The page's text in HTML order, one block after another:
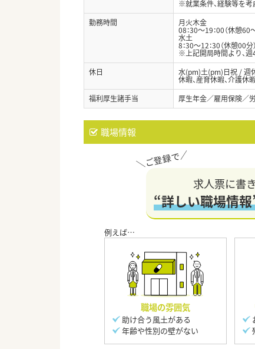
※就業条件、経験等を考
勤務時間
月火木金
08：30～19：00（休憩60
水土
8：30～12：30（休憩00分）
※上記開局時間より、
休日
水(pm)土(pm)日祝 / 週
休暇、産育休暇、介護休
福利厚生諸手当
厚生年金／雇用保険／
職場情報
求人票に書
“詳しい職場情
職場の雰囲気
助け合う風土がある
年齢や性別の壁がない